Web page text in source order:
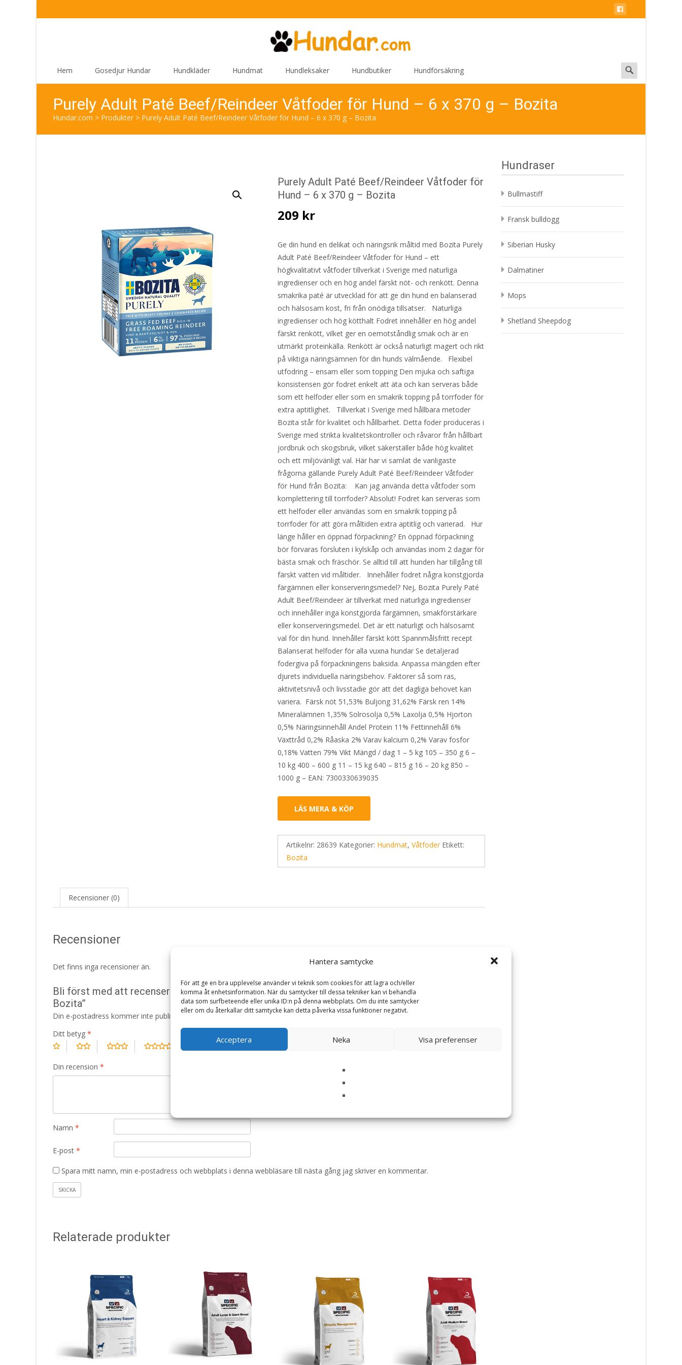
Hantera samtycke
För att ge en bra upplevelse använder vi teknik som cookies för att lagra och/eller
komma åt enhetsinformation. När du samtycker till dessa tekniker kan vi behandla
data som surfbeteende eller unika ID:n på denna webbplats. Om du inte samtycker
eller om du återkallar ditt samtycke kan detta påverka vissa funktioner negativt.
Acceptera Neka Visa preferenser
Hem Gosedjur Hundar Hundkläder Hundmat Hundleksaker Hundbutiker Hundförsäkring
Search
for:
Purely Adult Paté Beef/Reindeer Våtfoder för Hund – 6 x 370 g – Bozita
Hundar.com > Produkter > Purely Adult Paté Beef/Reindeer Våtfoder för Hund – 6 x 370 g – Bozita
Purely Adult Paté Beef/Reindeer Våtfoder för
Hund – 6 x 370 g – Bozita
209 kr
Ge din hund en delikat och näringsrik måltid med Bozita Purely
Adult Paté Beef/Reindeer Våtfoder för Hund – ett
högkvalitativt våtfoder tillverkat i Sverige med naturliga
ingredienser och en hög andel färskt nöt- och renkött. Denna
smakrika paté är utvecklad för att ge din hund en balanserad
och hälsosam kost, fri från onödiga tillsatser. Naturliga
ingredienser och hög kötthalt Fodret innehåller en hög andel
färskt renkött, vilket ger en oemotståndlig smak och är en
utmärkt proteinkälla. Renkött är också naturligt magert och rikt
på viktiga näringsämnen för din hunds välmående. Flexibel
utfodring – ensam eller som topping Den mjuka och saftiga
konsistensen gör fodret enkelt att äta och kan serveras både
som ett helfoder eller som en smakrik topping på torrfoder för
extra aptitlighet. Tillverkat i Sverige med hållbara metoder
Bozita står för kvalitet och hållbarhet. Detta foder produceras i
Sverige med strikta kvalitetskontroller och råvaror från hållbart
jordbruk och skogsbruk, vilket säkerställer både hög kvalitet
och ett miljövänligt val. Här har vi samlat de vanligaste
frågorna gällande Purely Adult Paté Beef/Reindeer Våtfoder
för Hund från Bozita: Kan jag använda detta våtfoder som
komplettering till torrfoder? Absolut! Fodret kan serveras som
ett helfoder eller användas som en smakrik topping på
torrfoder för att göra måltiden extra aptitlig och varierad. Hur
länge håller en öppnad förpackning? En öppnad förpackning
bör förvaras försluten i kylskåp och användas inom 2 dagar för
bästa smak och fräschör. Se alltid till att hunden har tillgång till
färskt vatten vid måltider. Innehåller fodret några konstgjorda
färgämnen eller konserveringsmedel? Nej, Bozita Purely Paté
Adult Beef/Reindeer är tillverkat med naturliga ingredienser
och innehåller inga konstgjorda färgämnen, smakförstärkare
eller konserveringsmedel. Det är ett naturligt och hälsosamt
val för din hund. Innehåller färskt kött Spannmålsfritt recept
Balanserat helfoder för alla vuxna hundar Se detaljerad
fodergiva på förpackningens baksida. Anpassa mängden efter
djurets individuella näringsbehov. Faktorer så som ras,
aktivitetsnivå och livsstadie gör att det dagliga behovet kan
variera. Färsk nöt 51,53% Buljong 31,62% Färsk ren 14%
Mineralämnen 1,35% Solrosolja 0,5% Laxolja 0,5% Hjorton
0,5% Näringsinnehåll Andel Protein 11% Fettinnehåll 6%
Växttråd 0,2% Råaska 2% Varav kalcium 0,2% Varav fosfor
0,18% Vatten 79% Vikt Mängd / dag 1 – 5 kg 105 – 350 g 6 –
10 kg 400 – 600 g 11 – 15 kg 640 – 815 g 16 – 20 kg 850 –
1000 g – EAN: 7300330639035
LÄS MERA & KÖP
Artikelnr: 28639 Kategorier: Hundmat,Våtfoder Etikett:
Bozita
Recensioner (0)
Recensioner
Det finns inga recensioner än.
Bli först med att recensera ”Purely Adult Paté Beef/Reindeer Våtfoder för Hund – 6 x 370 g –
Bozita”
Din e-postadress kommer inte publiceras. Obligatoriska fält är märkta *
Ditt betyg *
Din recension *
Namn *
E-post *
Spara mitt namn, min e-postadress och webbplats i denna webbläsare till nästa gång jag skriver en kommentar.
Relaterade produkter
Hundraser
Bullmastiff
Fransk bulldogg
Siberian Husky
Dalmatiner
Mops
Shetland Sheepdog